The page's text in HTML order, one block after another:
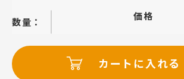
価格
カートに入れる